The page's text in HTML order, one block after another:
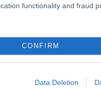
functionality and fraud
CONFIRM
Data Deletion
a Fedez, sta
successo. In
voci su un presunto
di indiscrezioni, la
l’interesse dei fan
la carriera di un